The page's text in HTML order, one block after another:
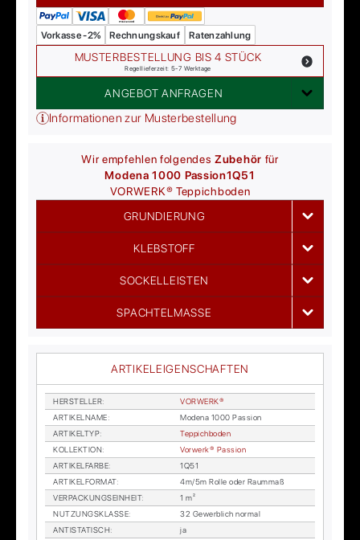
Vorkasse -2% Rechnungskauf Ratenzahlung
MUSTERBESTELLUNG BIS 4 STÜCK
Regellieferzeit: 5-7 Werktage
ANGEBOT ANFRAGEN
Informationen zur Musterbestellung
Wir empfehlen folgendesZubehör für
Modena 1000 Passion1Q51
VORWERK® Teppichboden
GRUNDIERUNG
KLEBSTOFF
SOCKELLEISTEN
SPACHTELMASSE
ARTIKELEIGENSCHAFTEN
HER­STEL­LER:
VOR­WER­K®
AR­TI­KEL­NA­ME:
Mo­de­na 1000 Pas­si­on
AR­TI­KEL­TYP:
Tep­pich­bo­den
KOL­LEK­TI­ON:
Vor­wer­k® Pas­si­on
AR­TI­KEL­FAR­BE:
1Q51
AR­TI­KEL­FOR­MAT:
4m/5m Rol­le oder Raum­maß
VER­PA­CKUNGS­EIN­HEIT:
1 m²
NUT­ZUNGS­KLAS­SE:
32 Ge­werb­lich nor­mal
AN­TI­STA­TISCH:
ja